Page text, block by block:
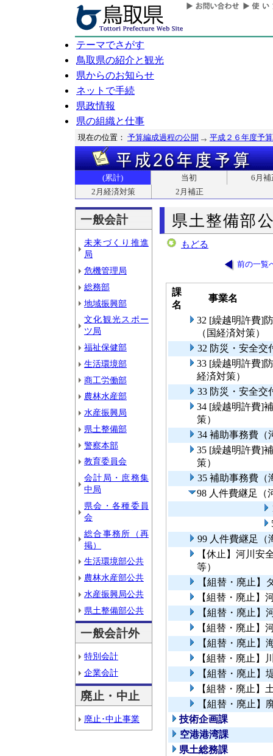
テーマでさがす
鳥取県の紹介と観光
県からのお知らせ
ネットで手続
県政情報
県の組織と仕事
現在の位置： 予算編成過程の公開 平成２６年度予算
(累計) 当初
6月補
2月経済対策
2月補正
一般会計
未来づくり推進
局
危機管理局
総務部
地域振興部
文化観光スポー
ツ局
福祉保健部
生活環境部
商工労働部
農林水産部
水産振興局
県土整備部
警察本部
教育委員会
会計局・庶務集
中局
県会・各種委員
会
総合事務所（再
掲）
生活環境部公共
農林水産部公共
水産振興局公共
県土整備部公共
一般会計外
特別会計
企業会計
廃止・中止
廃止･中止事業
県土整備部
もどる
前の一覧
課
名
事業名
32 [繰越明許費]
（国経済対策）
32 防災・安全交
33 [繰越明許費]
経済対策）
33 防災・安全交
34 [繰越明許費]
策）
34 補助事務費（
35 [繰越明許費]
策）
35 補助事務費（
98 人件費継足（
99 人件費継足（
【休止】河川安
等）
【組替・廃止】
【組替・廃止】
【組替・廃止】
【組替・廃止】
【組替・廃止】
【組替・廃止】
【組替・廃止】
【組替・廃止】
【組替・廃止】
技術企画課
空港港湾課
県土総務課